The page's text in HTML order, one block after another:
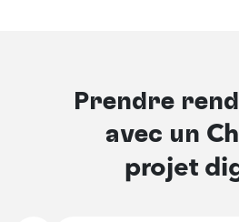
Prendre
avec un
projet